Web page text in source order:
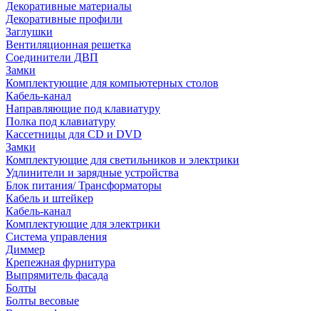
Декоративные материалы
Декоративные профили
Заглушки
Вентиляционная решетка
Соединители ДВП
Замки
Комплектующие для компьютерных столов
Кабель-канал
Направляющие под клавиатуру
Полка под клавиатуру
Кассетницы для CD и DVD
Замки
Комплектующие для светильников и электрики
Удлинители и зарядные устройства
Блок питания/ Трансформаторы
Кабель и штейкер
Кабель-канал
Комплектующие для электрики
Система управления
Диммер
Крепежная фурнитура
Выпрямитель фасада
Болты
Болты весовые